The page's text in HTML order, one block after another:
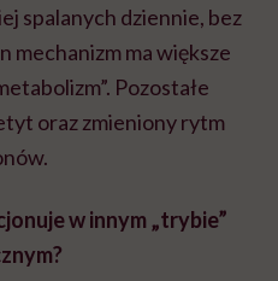
spalanych dziennie, bez
mechanizm ma większe
Pozostałe
oraz zmieniony rytm
w innym „trybie”